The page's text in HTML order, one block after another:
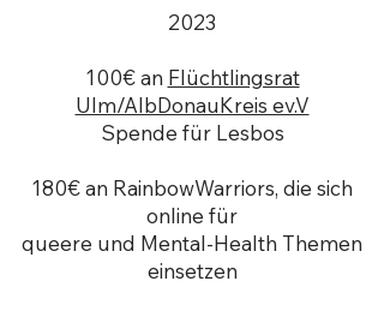
2023
100€ an Flüchtlingsrat
Ulm/AlbDonauKreis ev.V
Spende für Lesbos
180€ an RainbowWarriors, die sich
online für
queere und Mental-Health Themen
einsetzen